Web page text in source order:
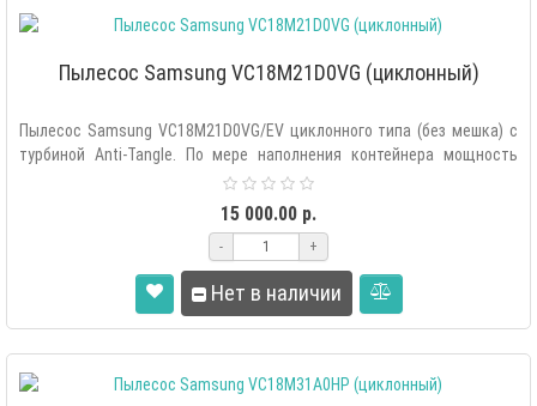
Пылесос Samsung VC18M21D0VG (циклонный)
Пылесос Samsung VC18M21D0VG/EV циклонного типа (без мешка) с
турбиной Anti-Tangle. По мере наполнения контейнера мощность
15 000.00 р.
- +
Нет в наличии